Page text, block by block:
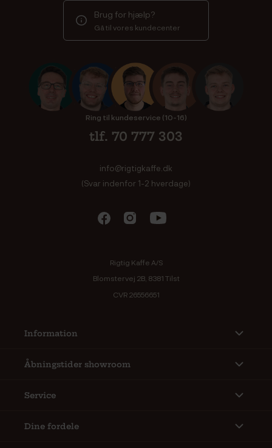
Brug for hjælp?
Gå til vores kundecenter
Ring til kundeservice (10-16)
tlf. 70 777 303
info@rigtigkaffe.dk
(Svar indenfor 1-2 hverdage)
Rigtig Kaffe A/S
Blomstervej 2B, 8381 Tilst
CVR 26556651
Information
Åbningstider showroom
Service
Dine fordele